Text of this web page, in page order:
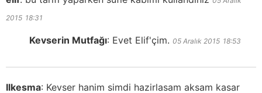
2015 18:31
Kevserin Mutfağı: Evet Elif'çim. 05 Aralık 2015 18:53
Ilkesma: Kevser hanim simdi hazirlasam aksam kasar